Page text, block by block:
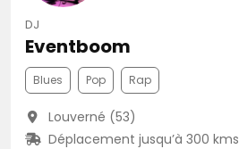
DJ
Eventboom
Blues Pop Rap
Louverné (53)
Déplacement jusqu’à 300 kms